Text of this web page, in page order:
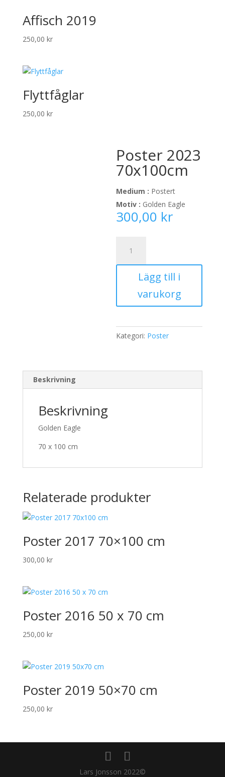
Affisch 2019
250,00 kr
Flyttfåglar
250,00 kr
Poster 2023
70x100cm
Medium : Postert
Motiv : Golden Eagle
300,00 kr
2023
70x100cm
Lägg till i
varukorg
Kategori: Poster
Beskrivning
Beskrivning
Golden Eagle
70 x 100 cm
Relaterade produkter
Poster 2017 70×100 cm
300,00 kr
Poster 2016 50 x 70 cm
250,00 kr
Poster 2019 50×70 cm
250,00 kr
Lars Jonsson 2022©